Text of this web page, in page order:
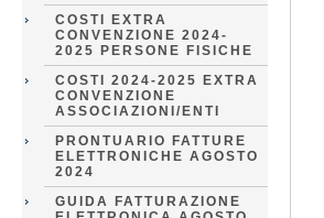
COSTI EXTRA
CONVENZIONE 2024-
2025 PERSONE FISICHE
COSTI 2024-2025 EXTRA
CONVENZIONE
ASSOCIAZIONI/ENTI
PRONTUARIO FATTURE
ELETTRONICHE AGOSTO
2024
GUIDA FATTURAZIONE